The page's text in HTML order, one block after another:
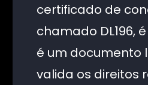
certificado de
chamado DL196,
é um documento
valida os direitos